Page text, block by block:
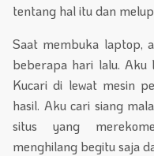
tentang hal itu dan
Saat membuka laptop,
beberapa hari lalu. Aku
Kucari di lewat mesin
hasil. Aku cari siang
situs yang
menghilang begitu saja